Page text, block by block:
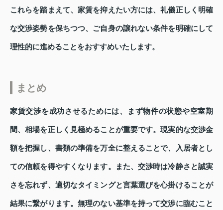
これらを踏まえて、家賃を抑えたい方には、礼儀正しく明確
な交渉姿勢を保ちつつ、ご自身の譲れない条件を明確にして
理性的に進めることをおすすめいたします。
まとめ
家賃交渉を成功させるためには、まず物件の状態や空室期
間、相場を正しく見極めることが重要です。現実的な交渉金
額を把握し、書類の準備を万全に整えることで、入居者とし
ての信頼を得やすくなります。また、交渉時は冷静さと誠実
さを忘れず、適切なタイミングと言葉選びを心掛けることが
結果に繋がります。無理のない基準を持って交渉に臨むこと